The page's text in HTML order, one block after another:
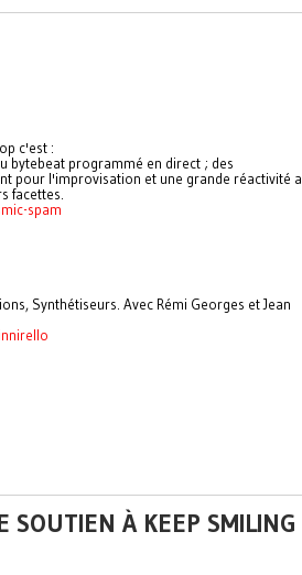
c'est :
bytebeat programmé en direct ; des
pour l'improvisation et une grande réactivité
facettes.
spam
Synthétiseurs. Avec Rémi Georges et Jean
À KEEP SMILING